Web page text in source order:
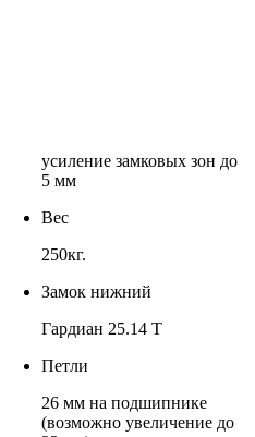
усиление замковых зон до
5 мм
Вес
250кг.
Замок нижний
Гардиан 25.14 Т
Петли
26 мм на подшипнике
(возможно увеличение до